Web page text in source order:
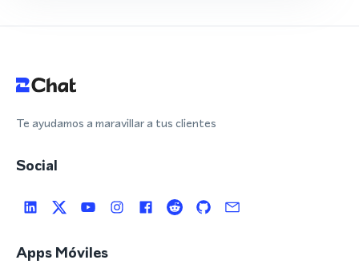
Te ayudamos a maravillar a tus clientes
Social
Apps Móviles